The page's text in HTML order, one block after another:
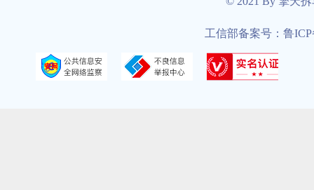
工信部备案号：鲁